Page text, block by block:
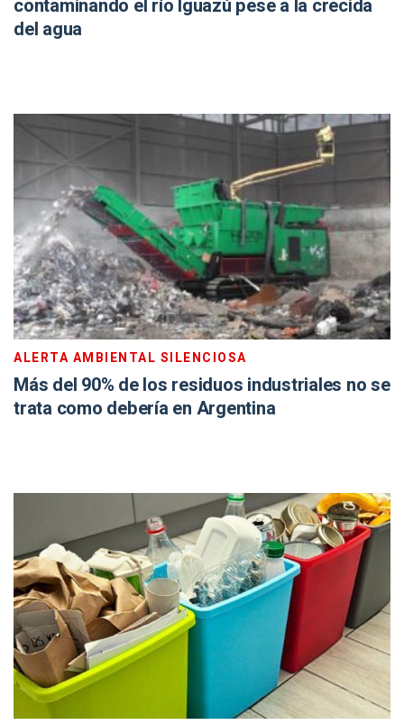
contaminando el río Iguazú pese a la crecida
del agua
ALERTA AMBIENTAL SILENCIOSA
Más del 90% de los residuos industriales no se
trata como debería en Argentina